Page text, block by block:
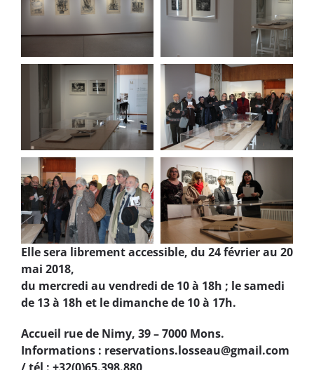
Elle sera librement accessible, du 24 février au 20
mai 2018,
du mercredi au vendredi de 10 à 18h ; le samedi
de 13 à 18h et le dimanche de 10 à 17h.
Accueil rue de Nimy, 39 – 7000 Mons.
Informations : reservations.losseau@gmail.com
/ tél : +32(0)65.398.880